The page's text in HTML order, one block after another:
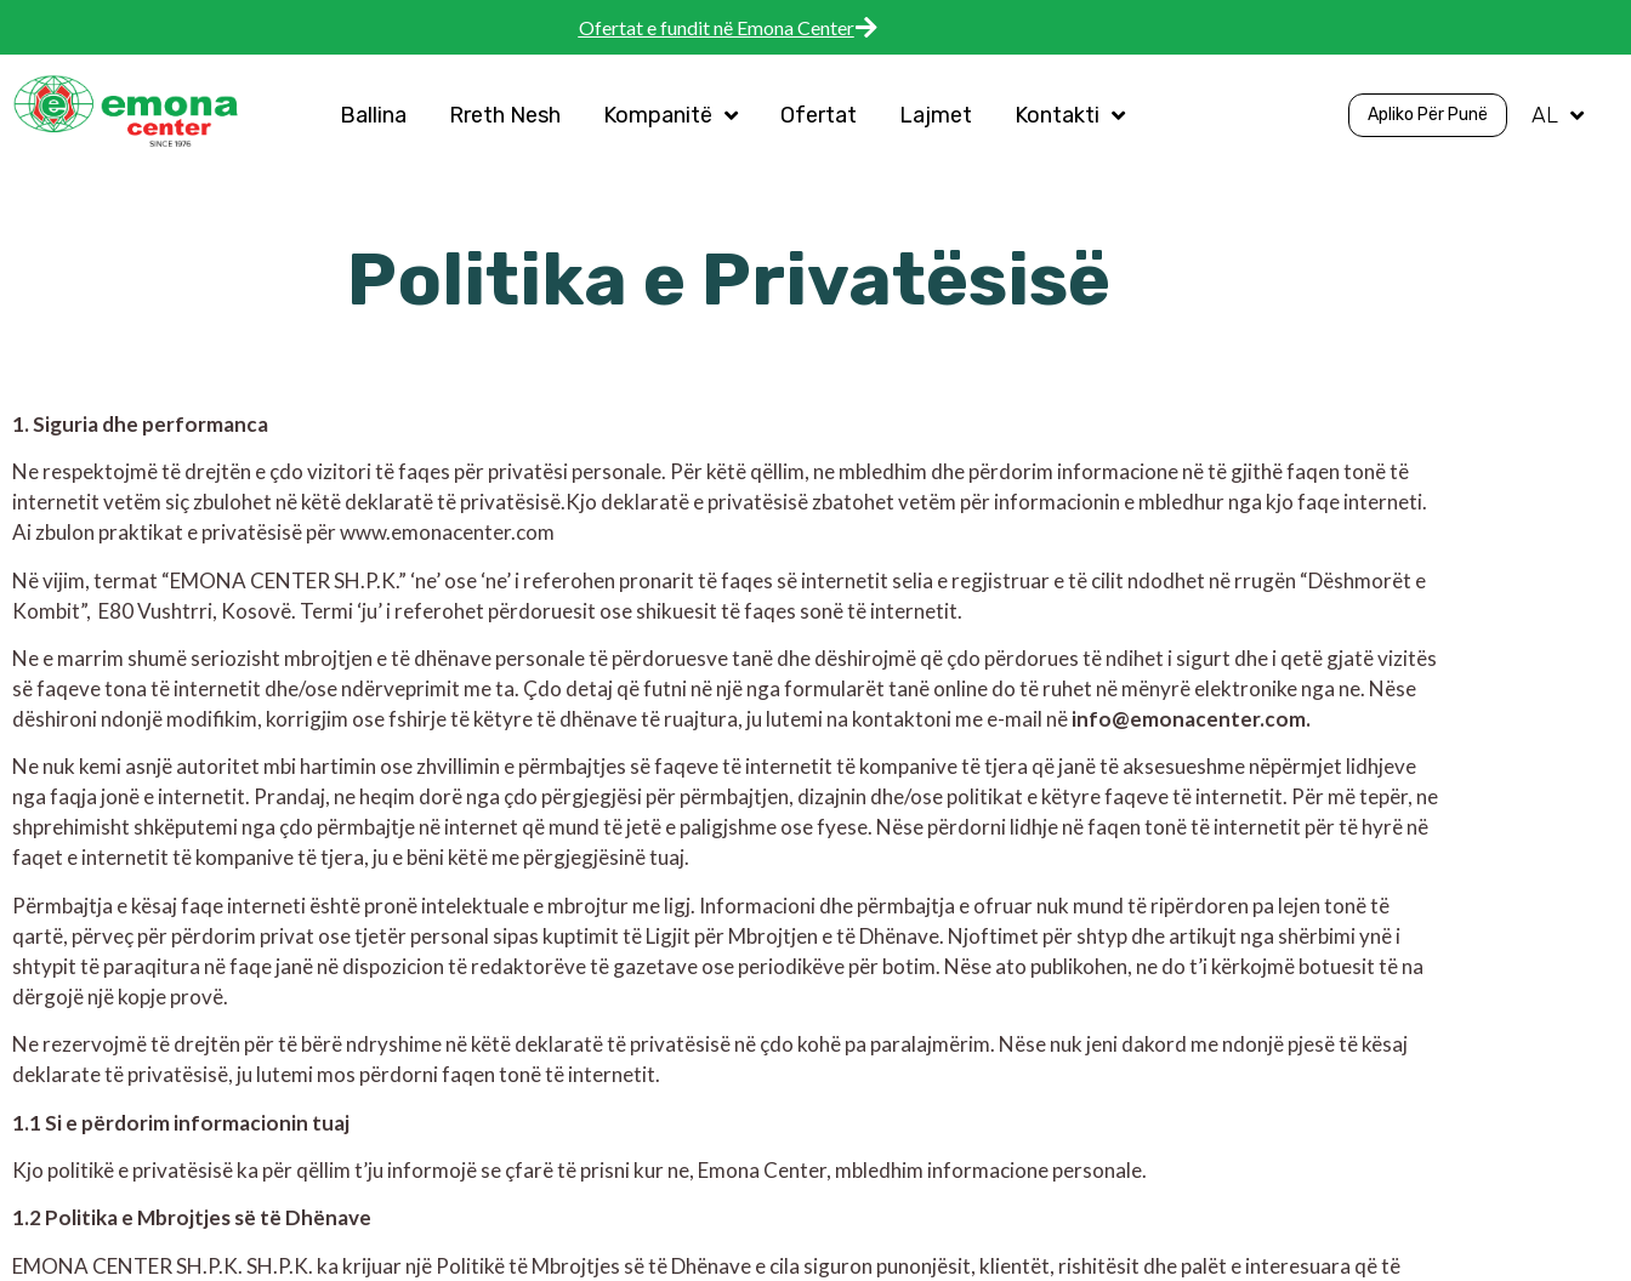
Ofertat e fundit në Emona Center
Ballina Rreth Nesh Kompanitë Ofertat Lajmet Kontakti Apliko Për Punë AL
Politika e Privatësisë
1. Siguria dhe performanca
Ne respektojmë të drejtën e çdo vizitori të faqes për privatësi personale. Për këtë qëllim, ne mbledhim dhe përdorim informacione në të gjithë faqen tonë të
internetit vetëm siç zbulohet në këtë deklaratë të privatësisë.Kjo deklaratë e privatësisë zbatohet vetëm për informacionin e mbledhur nga kjo faqe interneti.
Ai zbulon praktikat e privatësisë për www.emonacenter.com
Në vijim, termat “EMONA CENTER SH.P.K.” ‘ne’ ose ‘ne’ i referohen pronarit të faqes së internetit selia e regjistruar e të cilit ndodhet në rrugën “Dëshmorët e
Kombit”, E80 Vushtrri, Kosovë. Termi ‘ju’ i referohet përdoruesit ose shikuesit të faqes sonë të internetit.
Ne e marrim shumë seriozisht mbrojtjen e të dhënave personale të përdoruesve tanë dhe dëshirojmë që çdo përdorues të ndihet i sigurt dhe i qetë gjatë vizitës
së faqeve tona të internetit dhe/ose ndërveprimit me ta. Çdo detaj që futni në një nga formularët tanë online do të ruhet në mënyrë elektronike nga ne. Nëse
dëshironi ndonjë modifikim, korrigjim ose fshirje të këtyre të dhënave të ruajtura, ju lutemi na kontaktoni me e-mail nëinfo@emonacenter.com.
Ne nuk kemi asnjë autoritet mbi hartimin ose zhvillimin e përmbajtjes së faqeve të internetit të kompanive të tjera që janë të aksesueshme nëpërmjet lidhjeve
nga faqja jonë e internetit. Prandaj, ne heqim dorë nga çdo përgjegjësi për përmbajtjen, dizajnin dhe/ose politikat e këtyre faqeve të internetit. Për më tepër, ne
shprehimisht shkëputemi nga çdo përmbajtje në internet që mund të jetë e paligjshme ose fyese. Nëse përdorni lidhje në faqen tonë të internetit për të hyrë në
faqet e internetit të kompanive të tjera, ju e bëni këtë me përgjegjësinë tuaj.
Përmbajtja e kësaj faqe interneti është pronë intelektuale e mbrojtur me ligj. Informacioni dhe përmbajtja e ofruar nuk mund të ripërdoren pa lejen tonë të
qartë, përveç për përdorim privat ose tjetër personal sipas kuptimit të Ligjit për Mbrojtjen e të Dhënave. Njoftimet për shtyp dhe artikujt nga shërbimi ynë i
shtypit të paraqitura në faqe janë në dispozicion të redaktorëve të gazetave ose periodikëve për botim. Nëse ato publikohen, ne do t’i kërkojmë botuesit të na
dërgojë një kopje provë.
Ne rezervojmë të drejtën për të bërë ndryshime në këtë deklaratë të privatësisë në çdo kohë pa paralajmërim. Nëse nuk jeni dakord me ndonjë pjesë të kësaj
deklarate të privatësisë, ju lutemi mos përdorni faqen tonë të internetit.
1.1 Si e përdorim informacionin tuaj
Kjo politikë e privatësisë ka për qëllim t’ju informojë se çfarë të prisni kur ne, Emona Center, mbledhim informacione personale.
1.2 Politika e Mbrojtjes së të Dhënave
EMONA CENTER SH.P.K. SH.P.K. ka krijuar një Politikë të Mbrojtjes së të Dhënave e cila siguron punonjësit, klientët, rishitësit dhe palët e interesuara që të